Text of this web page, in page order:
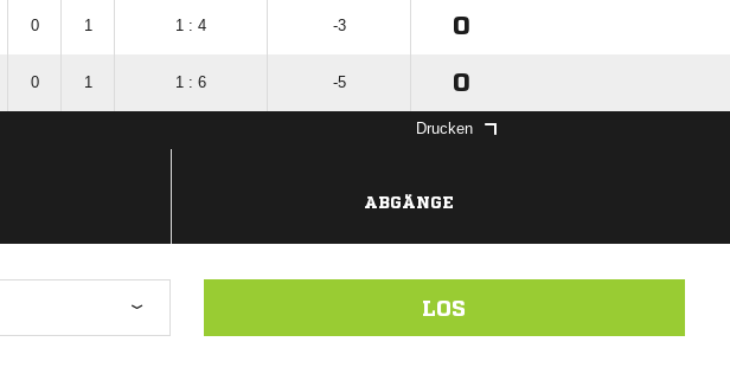
0 1 1 : 4 -3 0
0 1 1 : 6 -5 0
Drucken
ABGÄNGE
LOS